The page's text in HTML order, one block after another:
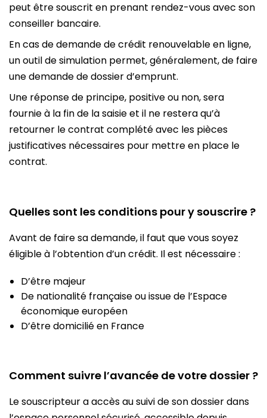
peut être souscrit en prenant rendez-vous avec son
conseiller bancaire.
En cas de demande de crédit renouvelable en ligne,
un outil de simulation permet, généralement, de faire
une demande de dossier d’emprunt.
Une réponse de principe, positive ou non, sera
fournie à la fin de la saisie et il ne restera qu’à
retourner le contrat complété avec les pièces
justificatives nécessaires pour mettre en place le
contrat.
Quelles sont les conditions pour y souscrire ?
Avant de faire sa demande, il faut que vous soyez
éligible à l’obtention d’un crédit. Il est nécessaire :
D’être majeur
De nationalité française ou issue de l’Espace
économique européen
D’être domicilié en France
Comment suivre l’avancée de votre dossier ?
Le souscripteur a accès au suivi de son dossier dans